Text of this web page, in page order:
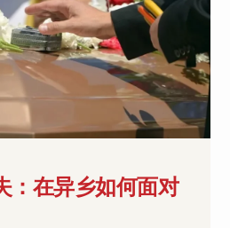
：在异乡如何面对